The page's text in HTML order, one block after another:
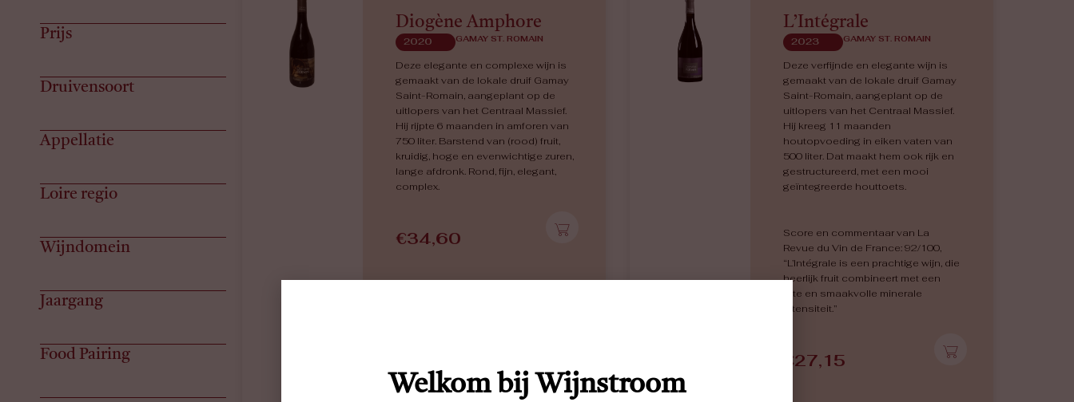
Prijs
Druivensoort
Appellatie
Loire regio
Wijndomein
Jaargang
Food Pairing
Diogène Amphore
2020 GAMAY ST. ROMAIN
Deze elegante en complexe wijn is
gemaakt van de lokale druif Gamay
Saint-Romain, aangeplant op de
uitlopers van het Centraal Massief.
Hij rijpte 6 maanden in amforen van
750 liter. Barstend van (rood) fruit,
kruidig, hoge en evenwichtige zuren,
lange afdronk. Rond, fijn, elegant,
complex.
€34,60
L’Intégrale
2023 GAMAY ST. ROMAIN
Deze verfijnde en elegante wijn is
gemaakt van de lokale druif Gamay
Saint-Romain, aangeplant op de
uitlopers van het Centraal Massief.
Hij kreeg 11 maanden
houtopvoeding in eiken vaten van
500 liter. Dat maakt hem ook rijk en
gestructureerd, met een mooi
geïntegreerde houttoets.
Score en commentaar van La
Revue du Vin de France: 92/100,
“ L’Intégrale is een prachtige wijn, die
heerlijk fruit combineert met een
zilte en smaakvolle minerale
intensiteit.”
€27,15
Welkom bij Wijnstroom